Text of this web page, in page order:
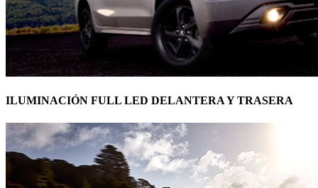
ILUMINACIÓN FULL LED DELANTERA Y TRASERA